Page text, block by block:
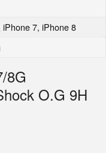
iPhone 7, iPhone 8
8G
O.G 9H